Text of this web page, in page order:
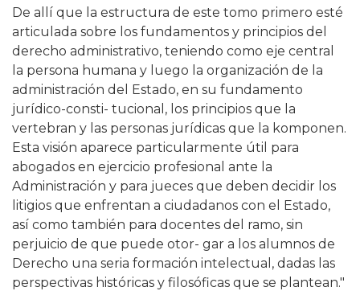
De allí que la estructura de este tomo primero esté
articulada sobre los fundamentos y principios del
derecho administrativo, teniendo como eje central
la persona humana y luego la organización de la
administración del Estado, en su fundamento
jurídico-consti- tucional, los principios que la
vertebran y las personas jurídicas que la komponen.
Esta visión aparece particularmente útil para
abogados en ejercicio profesional ante la
Administración y para jueces que deben decidir los
litigios que enfrentan a ciudadanos con el Estado,
así como también para docentes del ramo, sin
perjuicio de que puede otor- gar a los alumnos de
Derecho una seria formación intelectual, dadas las
perspectivas históricas y filosóficas que se plantean."